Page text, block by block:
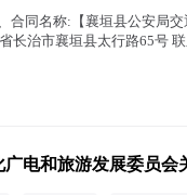
合同名称:【襄垣县公安局
长治市襄垣县太行路65号
电和旅游发展委员